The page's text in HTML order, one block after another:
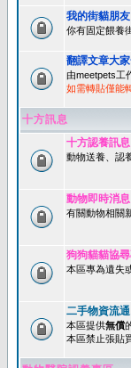
我的街貓朋友
你有固定餵養
翻譯文章大
由meetpets工
如需轉貼僅能
十方訊息
十方認養訊息
動物送養、認
動物即時消息
有關動物相關
狗狗貓貓協
本區專為遺失
二手物資流通
本區提供無償
本區禁止張貼